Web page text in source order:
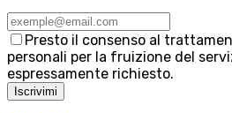
Presto il consenso al
personali per la fruizione del
espressamente richiesto.
Iscrivimi